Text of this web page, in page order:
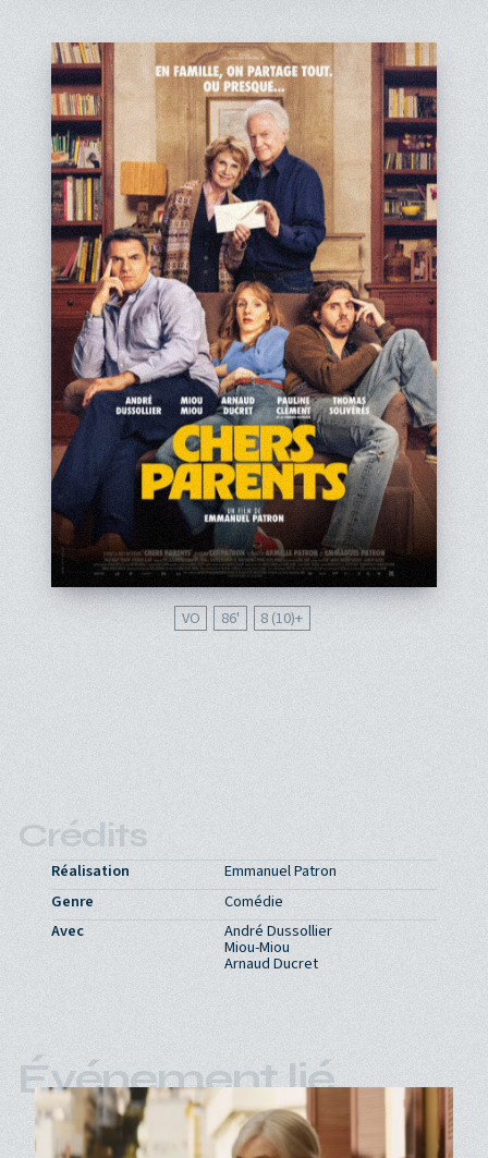
VO 86' 8 (10)
Crédits
Réalisation
Emmanuel Patron
Genre
Comédie
Avec
André Dussollier
Miou-Miou
Arnaud Ducret
Événement lié